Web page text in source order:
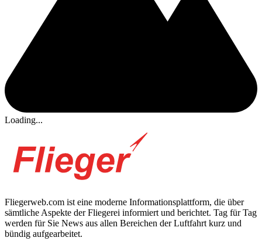
Loading...
Fliegerweb.com ist eine moderne Informationsplattform, die über
sämtliche Aspekte der Fliegerei informiert und berichtet. Tag für Tag
werden für Sie News aus allen Bereichen der Luftfahrt kurz und
bündig aufgearbeitet.